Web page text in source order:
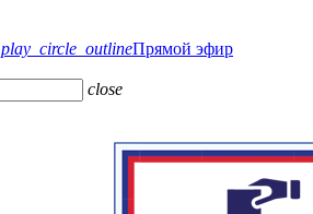
play_circle_outlineПрямой эфир
close